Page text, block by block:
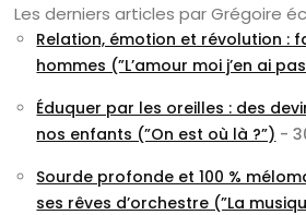
Les derniers articles par Grégoire
Relation, émotion et révolution :
hommes (”L’amour moi j’en ai
Éduquer par les oreilles : des
nos enfants (”On est où là ?”) -
Sourde profonde et 100 %
ses rêves d’orchestre (”La